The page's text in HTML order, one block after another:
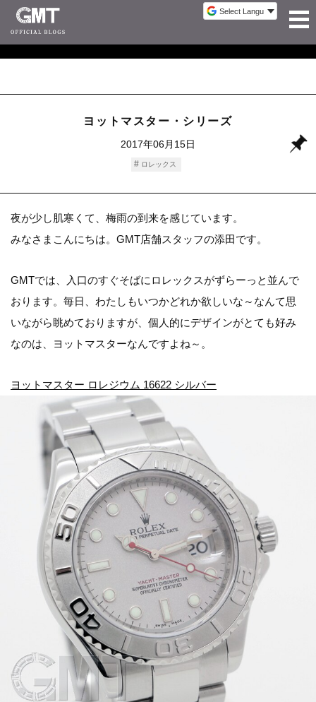
ヨットマスター・シリーズ
2017年06月15日
ロレックス
夜が少し肌寒くて、梅雨の到来を感じています。
みなさまこんにちは。GMT店舗スタッフの添田です。
GMTでは、入口のすぐそばにロレックスがずらーっと並んで
おります。毎日、わたしもいつかどれか欲しいな～なんて思
いながら眺めておりますが、個人的にデザインがとても好み
なのは、ヨットマスターなんですよね～。
ヨットマスター ロレジウム 16622 シルバー